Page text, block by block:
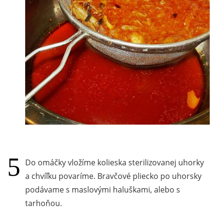
Do omáčky vložíme kolieska sterilizovanej uhorky
a chvíľku povaríme. Bravčové pliecko po uhorsky
podávame s maslovými haluškami, alebo s
tarhoňou.